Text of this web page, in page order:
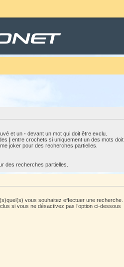
et un - devant un mot qui doit être exclu.
| entre crochets si uniquement un des mots doit
joker pour des recherches partielles.
des recherches partielles.
vous souhaitez effectuer une recherche.
si vous ne désactivez pas l’option ci-dessous